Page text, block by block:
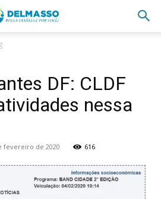
DF: CLDF
nessa
fevereiro de 2020 616